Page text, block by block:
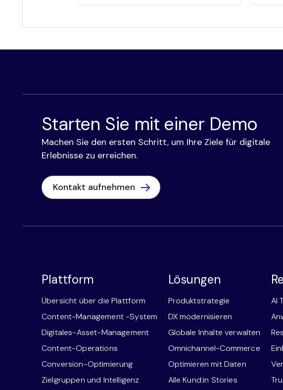
Starten Sie mit einer Demo
Machen Sie den ersten Schritt, um Ihre Ziele für digitale
Erlebnisse zu erreichen.
Kontakt aufnehmen
Plattform
Übersicht über die Plattform
Content-Management -System
Digitales-Asset-Management
Content-Operations
Conversion-Optimierung
Zielgruppen und Intelligenz
Lösungen
Produktstrategie
DX modernisieren
Globale Inhalte verwalten
Omnichannel-Commerce
Optimieren mit Daten
Alle Kund:in Stories
AI